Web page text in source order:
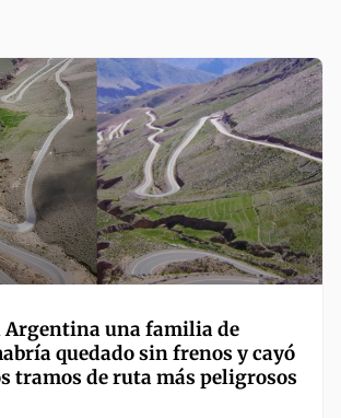
Argentina una familia de
quedado sin frenos y cayó
tramos de ruta más peligrosos